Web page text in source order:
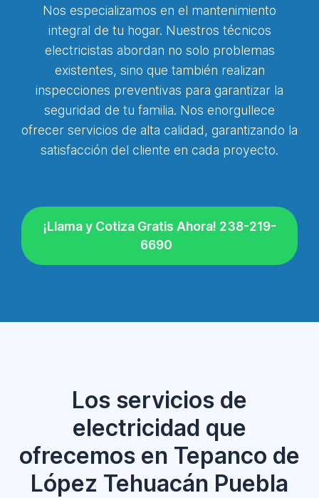
Nos especializamos en el mantenimiento
integral de tu hogar. Nuestros técnicos
electricistas abordan no solo problemas
existentes, sino que también realizan
inspecciones preventivas para garantizar la
seguridad de tu familia. Nos enorgullece
ofrecer servicios de alta calidad, garantizando la
satisfacción del cliente en cada proyecto.
¡Llama y Cotiza Gratis Ahora! 238-219-
6690
Los servicios de
electricidad que
ofrecemos en Tepanco de
López Tehuacán Puebla